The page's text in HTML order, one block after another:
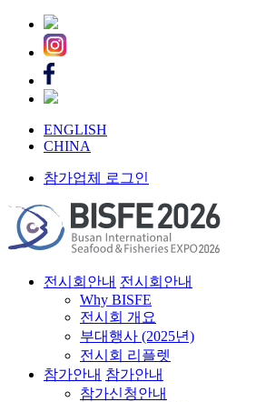
ENGLISH
CHINA
참가업체 로그인
전시회안내 전시회안내
Why BISFE
전시회 개요
부대행사 (2025년)
전시회 리플렛
참가안내 참가안내
참가신청안내